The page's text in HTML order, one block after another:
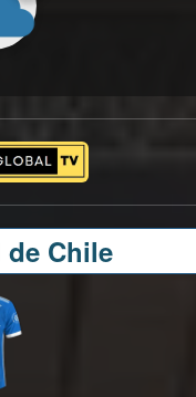
Chile